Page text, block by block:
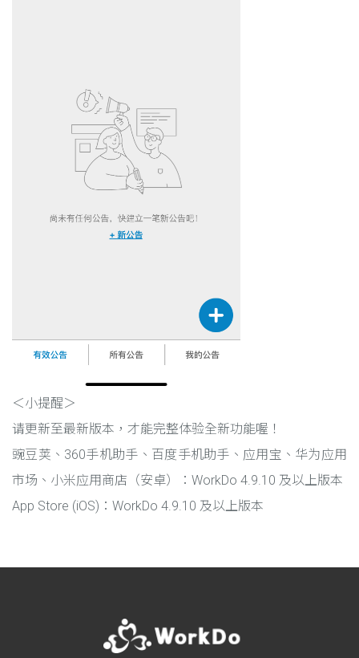
＜小提醒＞
请更新至最新版本，才能完整体验全新功能喔！
豌豆荚、360手机助手、百度手机助手、应用宝、华为应用
市场、小米应用商店（安卓）：WorkDo 4.9.10 及以上版本
App Store (iOS)：WorkDo 4.9.10 及以上版本